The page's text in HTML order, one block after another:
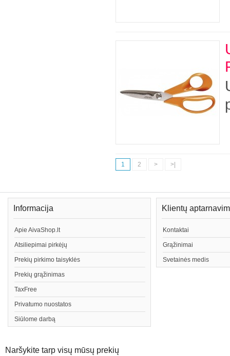
1 2 > >|
Informacija
Apie AivaShop.lt
Atsiliepimai pirkėjų
Prekių pirkimo taisyklės
Prekių grąžinimas
TaxFree
Privatumo nuostatos
Siūlome darbą
Klientų
Kontaktai
Grąžinimai
Svetainės medis
Naršykite tarp visų mūsų prekių